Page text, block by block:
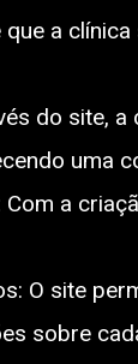
a
do site,
uma
a
O site
sobre